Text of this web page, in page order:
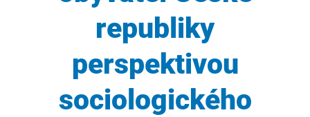
republiky
perspektivou
sociologického